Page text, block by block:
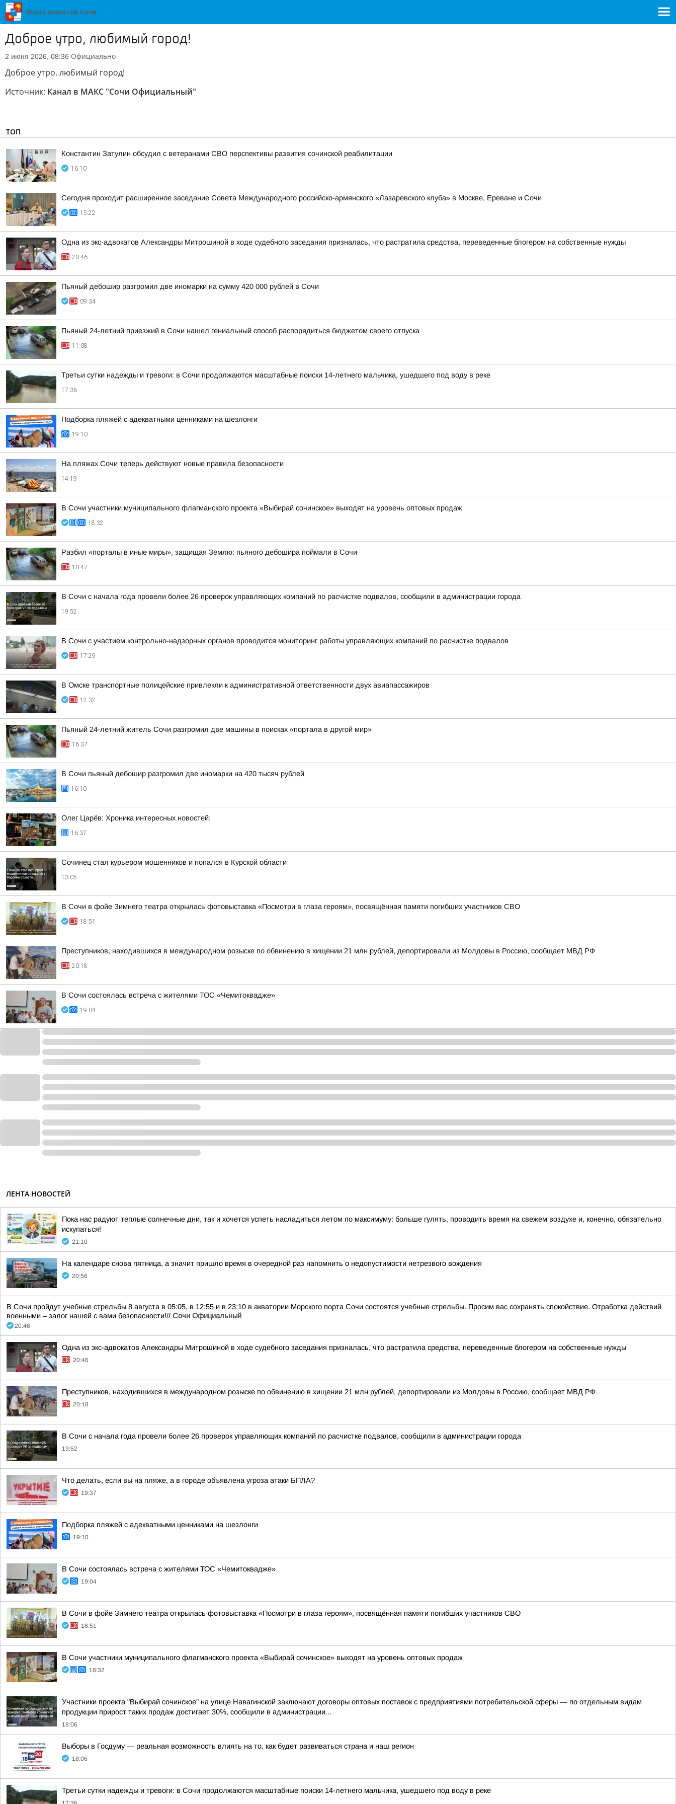
Доброе утро, любимый город!
2 июня 2026, 08:36 Официально
Доброе утро, любимый город!
Источник: Канал в МАКС "Сочи Официальный"
ТОП
Константин Затулин обсудил с ветеранами СВО перспективы развития сочинской реабилитации
16:10
Сегодня проходит расширенное заседание Совета Международного российско-армянского «Лазаревского клуба» в Москве, Ереване и Сочи
15:22
Одна из экс-адвокатов Александры Митрошиной в ходе судебного заседания призналась, что растратила средства, переведенные блогером на собственные нужды
20:46
Пьяный дебошир разгромил две иномарки на сумму 420 000 рублей в Сочи
09:34
Пьяный 24-летний приезжий в Сочи нашел гениальный способ распорядиться бюджетом своего отпуска
11:08
Третьи сутки надежды и тревоги: в Сочи продолжаются масштабные поиски 14-летнего мальчика, ушедшего под воду в реке
17:36
Подборка пляжей с адекватными ценниками на шезлонги
19:10
На пляжах Сочи теперь действуют новые правила безопасности
14:19
В Сочи участники муниципального флагманского проекта «Выбирай сочинское» выходят на уровень оптовых продаж
18:32
Разбил «порталы в иные миры», защищая Землю: пьяного дебошира поймали в Сочи
10:47
В Сочи с начала года провели более 26 проверок управляющих компаний по расчистке подвалов, сообщили в администрации города
19:52
В Сочи с участием контрольно-надзорных органов проводится мониторинг работы управляющих компаний по расчистке подвалов
17:29
В Омске транспортные полицейские привлекли к административной ответственности двух авиапассажиров
12:32
Пьяный 24-летний житель Сочи разгромил две машины в поисках «портала в другой мир»
16:37
В Сочи пьяный дебошир разгромил две иномарки на 420 тысяч рублей
16:10
Олег Царёв: Хроника интересных новостей:
16:37
Сочинец стал курьером мошенников и попался в Курской области
13:05
В Сочи в фойе Зимнего театра открылась фотовыставка «Посмотри в глаза героям», посвящённая памяти погибших участников СВО
18:51
Преступников, находившихся в международном розыске по обвинению в хищении 21 млн рублей, депортировали из Молдовы в Россию, сообщает МВД РФ
20:18
В Сочи состоялась встреча с жителями ТОС «Чемитоквадже»
19:04
ЛЕНТА НОВОСТЕЙ
Пока нас радуют теплые солнечные дни, так и хочется успеть насладиться летом по максимуму: больше гулять, проводить время на свежем воздухе и, конечно, обязательно
искупаться!
21:10
На календаре снова пятница, а значит пришло время в очередной раз напомнить о недопустимости нетрезвого вождения
20:56
В Сочи пройдут учебные стрельбы 8 августа в 05:05, в 12:55 и в 23:10 в акватории Морского порта Сочи состоятся учебные стрельбы. Просим вас сохранять спокойствие. Отработка действий
военными – залог нашей с вами безопасности!// Сочи Официальный
20:46
Одна из экс-адвокатов Александры Митрошиной в ходе судебного заседания призналась, что растратила средства, переведенные блогером на собственные нужды
20:46
Преступников, находившихся в международном розыске по обвинению в хищении 21 млн рублей, депортировали из Молдовы в Россию, сообщает МВД РФ
20:18
В Сочи с начала года провели более 26 проверок управляющих компаний по расчистке подвалов, сообщили в администрации города
19:52
Что делать, если вы на пляже, а в городе объявлена угроза атаки БПЛА?
19:37
Подборка пляжей с адекватными ценниками на шезлонги
19:10
В Сочи состоялась встреча с жителями ТОС «Чемитоквадже»
19:04
В Сочи в фойе Зимнего театра открылась фотовыставка «Посмотри в глаза героям», посвящённая памяти погибших участников СВО
18:51
В Сочи участники муниципального флагманского проекта «Выбирай сочинское» выходят на уровень оптовых продаж
18:32
Участники проекта "Выбирай сочинское" на улице Навагинской заключают договоры оптовых поставок с предприятиями потребительской сферы — по отдельным видам
продукции прирост таких продаж достигает 30%, сообщили в администрации...
18:06
Выборы в Госдуму — реальная возможность влиять на то, как будет развиваться страна и наш регион
18:06
Третьи сутки надежды и тревоги: в Сочи продолжаются масштабные поиски 14-летнего мальчика, ушедшего под воду в реке